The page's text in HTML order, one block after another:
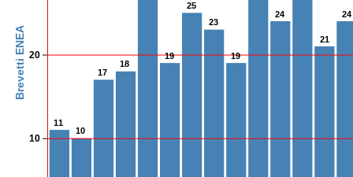
10
20
Brevetti ENEA
11
10
17
18
19
25
23
19
24
21
24